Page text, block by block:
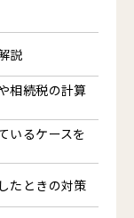
説
相続税の計算
いるケースを
たときの対策